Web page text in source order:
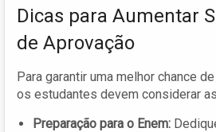
Dicas para Aumentar
de Aprovação
Para garantir uma melhor chance
os estudantes devem considerar
Preparação para o Enem: